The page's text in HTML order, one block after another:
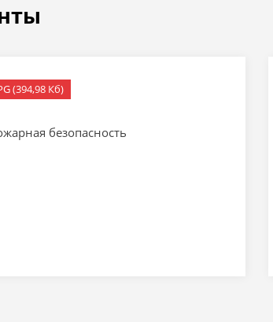
(394,98 Кб)
безопасность